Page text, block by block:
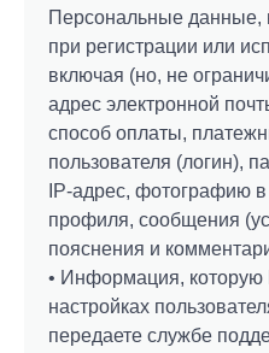
Персональные данные,
при регистрации или
включая (но, не
адрес электронной
способ оплаты,
пользователя (логин),
IP-адрес, фотографию
профиля, сообщения
пояснения и
• Информация, которую
настройках
передаете службе